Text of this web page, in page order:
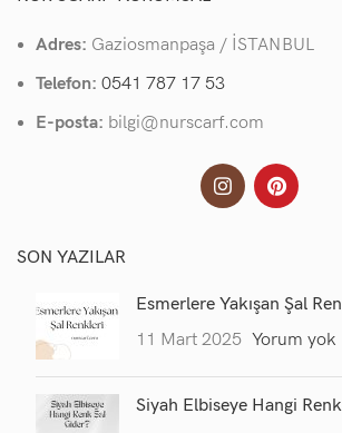
Adres: Gaziosmanpaşa / İSTANBUL
Telefon: 0541 787 17 53
E-posta: bilgi@nurscarf.com
SON YAZILAR
Esmerlere Yakışan Şal
11 Mart 2025 Yorum yok
Siyah Elbiseye Hangi